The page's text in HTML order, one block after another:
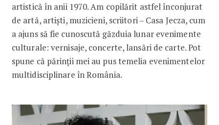
artistică în anii 1970. Am copilărit astfel înconjurat
de artă, artiști, muzicieni, scriitori – Casa Jecza, cum
a ajuns să fie cunoscută găzduia lunar evenimente
culturale: vernisaje, concerte, lansări de carte. Pot
spune că părinții mei au pus temelia evenimentelor
multidisciplinare în România.